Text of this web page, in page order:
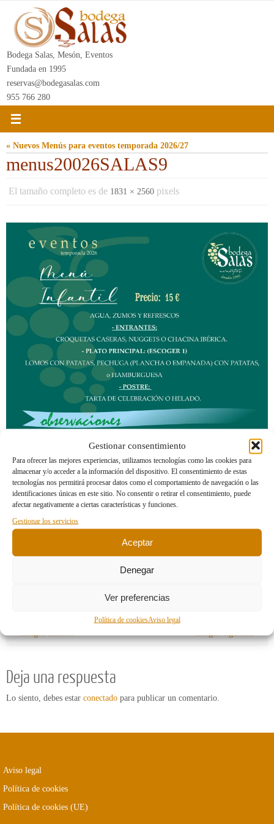
Gestionar consentimiento
Para ofrecer las mejores experiencias, utilizamos tecnologías como las cookies para
almacenar y/o acceder a la información del dispositivo. El consentimiento de estas
tecnologías nos permitirá procesar datos como el comportamiento de navegación o las
identificaciones únicas en este sitio. No consentir o retirar el consentimiento, puede
afectar negativamente a ciertas características y funciones.
Gestionar los servicios
Aceptar
Denegar
Ver preferencias
Política de cookiesAviso legal
contenido
Bodega Salas, Mesón, Eventos
Fundada en 1995
reservas@bodegasalas.com
955 766 280
« Nuevos Menús para eventos temporada 2026/27
menus20026SALAS9
El tamaño completo es de 1831 × 2560 pixels
Deja una respuesta
Lo siento, debes estar conectado para publicar un comentario.
Aviso legal
Política de cookies
Política de cookies (UE)